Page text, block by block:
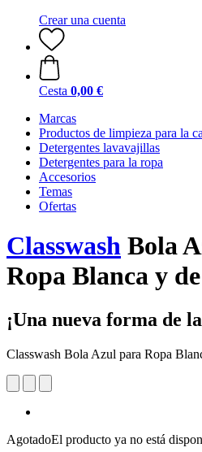
Crear una cuenta
Cesta 0,00 €
Marcas
Productos de limpieza para la
Detergentes lavavajillas
Detergentes para la ropa
Accesorios
Temas
Ofertas
Classwash Bola
Ropa Blanca y
¡Una nueva forma de
Classwash Bola Azul para Ropa
AgotadoEl producto ya no está